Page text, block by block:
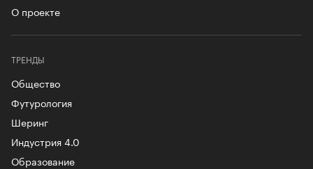
О проекте
ТРЕНДЫ
Общество
Футурология
Шеринг
Индустрия 4.0
Образование